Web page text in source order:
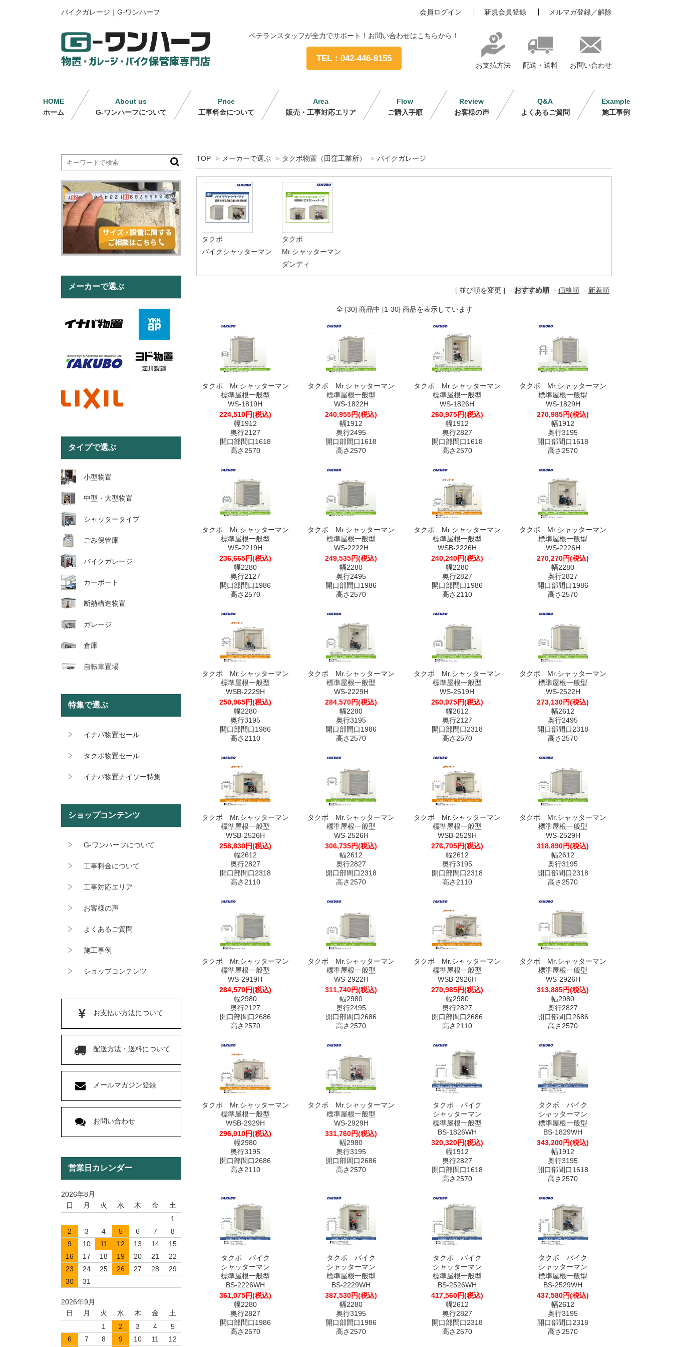
バイクガレージ｜G-ワンハーフ 会員ログイン 新規会員登録 メルマガ登録／解除
ベテランスタッフが全力でサポート！お問い合わせはこちらから！
TEL：042-446-8155
お支払方法 配送・送料 お問い合わせ
HOME
ホーム
About us
G-ワンハーフについて
Price
工事料金について
Area
販売・工事対応エリア
Flow
ご購入手順
Review
お客様の声
Q&A
よくあるご質問
Example
施工事例
TOP > メーカーで選ぶ > タクボ物置（田窪工業所） > バイクガレージ
タクボ
バイクシャッターマン
タクボ
Mr.シャッターマン
ダンディ
[ 並び順を変更 ] - おすすめ順 - 価格順 - 新着順
全 [30] 商品中 [1-30] 商品を表示しています
タクボ Mr.シャッターマン
標準屋根一般型
WS-1819H
224,510円(税込)
幅1912
奥行2127
開口部間口1618
高さ2570
タクボ Mr.シャッターマン
標準屋根一般型
WS-1822H
240,955円(税込)
幅1912
奥行2495
開口部間口1618
高さ2570
タクボ Mr.シャッターマン
標準屋根一般型
WS-1826H
260,975円(税込)
幅1912
奥行2827
開口部間口1618
高さ2570
タクボ Mr.シャッターマン
標準屋根一般型
WS-1829H
270,985円(税込)
幅1912
奥行3195
開口部間口1618
高さ2570
タクボ Mr.シャッターマン
標準屋根一般型
WS-2219H
236,665円(税込)
幅2280
奥行2127
開口部間口1986
高さ2570
タクボ Mr.シャッターマン
標準屋根一般型
WS-2222H
249,535円(税込)
幅2280
奥行2495
開口部間口1986
高さ2570
タクボ Mr.シャッターマン
標準屋根一般型
WSB-2226H
240,240円(税込)
幅2280
奥行2827
開口部間口1986
高さ2110
タクボ Mr.シャッターマン
標準屋根一般型
WS-2226H
270,270円(税込)
幅2280
奥行2827
開口部間口1986
高さ2570
タクボ Mr.シャッターマン
標準屋根一般型
WSB-2229H
250,965円(税込)
幅2280
奥行3195
開口部間口1986
高さ2110
タクボ Mr.シャッターマン
標準屋根一般型
WS-2229H
284,570円(税込)
幅2280
奥行3195
開口部間口1986
高さ2570
タクボ Mr.シャッターマン
標準屋根一般型
WS-2519H
260,975円(税込)
幅2612
奥行2127
開口部間口2318
高さ2570
タクボ Mr.シャッターマン
標準屋根一般型
WS-2522H
273,130円(税込)
幅2612
奥行2495
開口部間口2318
高さ2570
タクボ Mr.シャッターマン
標準屋根一般型
WSB-2526H
258,830円(税込)
幅2612
奥行2827
開口部間口2318
高さ2110
タクボ Mr.シャッターマン
標準屋根一般型
WS-2526H
306,735円(税込)
幅2612
奥行2827
開口部間口2318
高さ2570
タクボ Mr.シャッターマン
標準屋根一般型
WSB-2529H
276,705円(税込)
幅2612
奥行3195
開口部間口2318
高さ2110
タクボ Mr.シャッターマン
標準屋根一般型
WS-2529H
318,890円(税込)
幅2612
奥行3195
開口部間口2318
高さ2570
タクボ Mr.シャッターマン
標準屋根一般型
WS-2919H
284,570円(税込)
幅2980
奥行2127
開口部間口2686
高さ2570
タクボ Mr.シャッターマン
標準屋根一般型
WS-2922H
311,740円(税込)
幅2980
奥行2495
開口部間口2686
高さ2570
タクボ Mr.シャッターマン
標準屋根一般型
WSB-2926H
270,985円(税込)
幅2980
奥行2827
開口部間口2686
高さ2110
タクボ Mr.シャッターマン
標準屋根一般型
WS-2926H
313,885円(税込)
幅2980
奥行2827
開口部間口2686
高さ2570
タクボ Mr.シャッターマン
標準屋根一般型
WSB-2929H
296,010円(税込)
幅2980
奥行3195
開口部間口2686
高さ2110
タクボ Mr.シャッターマン
標準屋根一般型
WS-2929H
331,760円(税込)
幅2980
奥行3195
開口部間口2686
高さ2570
タクボ バイク
シャッターマン
標準屋根一般型
BS-1826WH
320,320円(税込)
幅1912
奥行2827
開口部間口1618
高さ2570
タクボ バイク
シャッターマン
標準屋根一般型
BS-1829WH
343,200円(税込)
幅1912
奥行3195
開口部間口1618
高さ2570
タクボ バイク
シャッターマン
標準屋根一般型
BS-2226WH
361,075円(税込)
幅2280
奥行2827
開口部間口1986
高さ2570
タクボ バイク
シャッターマン
標準屋根一般型
BS-2229WH
387,530円(税込)
幅2280
奥行3195
開口部間口1986
高さ2570
タクボ バイク
シャッターマン
標準屋根一般型
BS-2526WH
417,560円(税込)
幅2612
奥行2827
開口部間口2318
高さ2570
タクボ バイク
シャッターマン
標準屋根一般型
BS-2529WH
437,580円(税込)
幅2612
奥行3195
開口部間口2318
高さ2570
メーカーで選ぶ
タイプで選ぶ
小型物置
中型・大型物置
シャッタータイプ
ごみ保管庫
バイクガレージ
カーポート
断熱構造物置
ガレージ
倉庫
自転車置場
特集で選ぶ
イナバ物置セール
タクボ物置セール
イナバ物置ナイソー特集
ショップコンテンツ
G-ワンハーフについて
工事料金について
工事対応エリア
お客様の声
よくあるご質問
施工事例
ショップコンテンツ
お支払い方法について
配送方法・送料について
メールマガジン登録
お問い合わせ
営業日カレンダー
2026年8月
日
月 火 水 木 金
土
1
2
3 4 5 6 7
8
9
10 11 12 13 14
15
16
17 18 19 20 21
22
23
24 25 26 27 28
29
30
31
2026年9月
日
月 火 水 木 金
土
1
2 3 4
5
6
7 8 9 10 11
12